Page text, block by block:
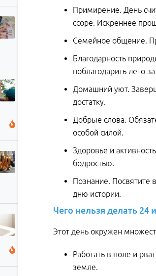
Примирение. День
ссоре. Искреннее
Семейное общение.
Благодарность
поблагодарить лето
Домашний уют.
достатку.
Добрые слова.
особой силой.
Здоровье и
бодростью.
Познание. Посвятите
дню истории.
Чего нельзя делать 24
Этот день окружен
Работать в поле и
земле.